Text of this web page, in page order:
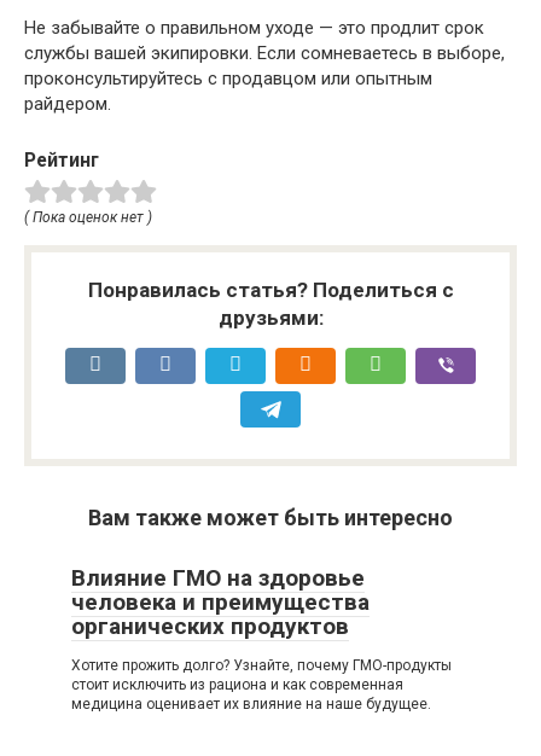
Не забывайте о правильном уходе — это продлит срок
службы вашей экипировки. Если сомневаетесь в выборе,
проконсультируйтесь с продавцом или опытным
райдером.
Рейтинг
( Пока оценок нет )
Понравилась статья? Поделиться с
друзьями:
Вам также может быть интересно
Влияние ГМО на здоровье
человека и преимущества
органических продуктов
Хотите прожить долго? Узнайте, почему ГМО-продукты
стоит исключить из рациона и как современная
медицина оценивает их влияние на наше будущее.